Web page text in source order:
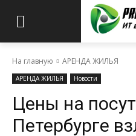
На главную АРЕНДА ЖИЛЬЯ
АРЕНДА ЖИЛЬЯ Новости
Цены на
Петербурге